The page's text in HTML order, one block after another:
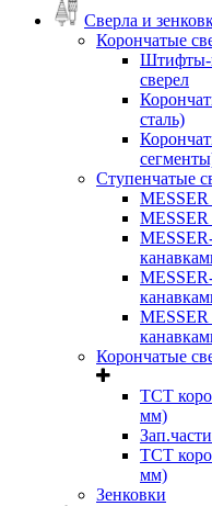
Сверла и
Корончатые
Штифты-
сверел
сталь)
Ступенчатые
Корончатые
ТСТ
мм)
ТСТ
мм)
Зенковки